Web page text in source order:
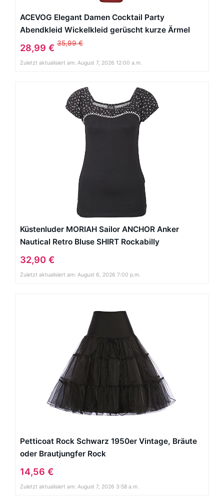
ACEVOG Elegant Damen Cocktail Party
Abendkleid Wickelkleid gerüscht kurze Ärmel
Knielang
28,99 € 35,99 €
Zuletzt aktualisiert am: August 7, 2026 12:00 a.m.
Küstenluder MORIAH Sailor ANCHOR Anker
Nautical Retro Bluse SHIRT Rockabilly
32,90 €
Zuletzt aktualisiert am: August 6, 2026 7:00 p.m.
Petticoat Rock Schwarz 1950er Vintage, Bräute
oder Brautjungfer Rock
14,56 €
Zuletzt aktualisiert am: August 7, 2026 3:58 a.m.